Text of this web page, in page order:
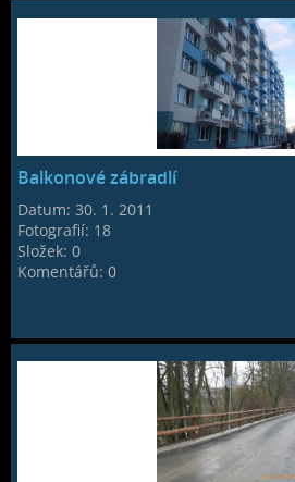
Balkonové zábradlí
Datum:30. 1. 2011
Fotografií: 18
Složek:0
Komentářů:0